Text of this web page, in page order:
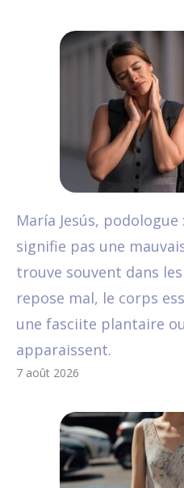
María Jesús, podologue
signifie pas une
trouve souvent dans
repose mal, le corps
une fasciite plantaire
apparaissent.
7 août 2026